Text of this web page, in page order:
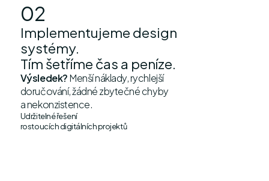
02
Implementujeme design
systémy.
Tím šetříme čas a peníze.
Výsledek?Menší náklady, rychlejší
doručování, žádné zbytečné chyby
a nekonzistence.
Udržitelné řešení
rostoucích digitálních projektů